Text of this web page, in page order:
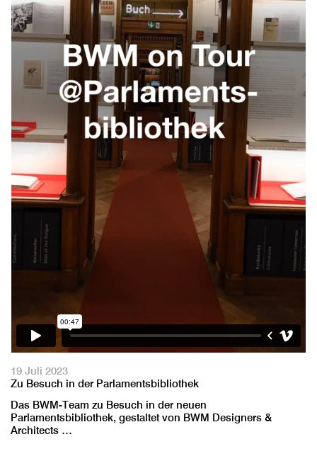
19 Juli 2023
Zu Besuch in der Parlamentsbibliothek
Das BWM-Team zu Besuch in der neuen
Parlamentsbibliothek, gestaltet von BWM Designers &
Architects …